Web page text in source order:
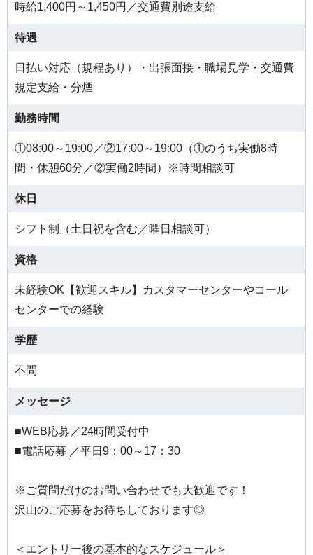
時給1,400円～1,450円／交通費別途支給
待遇
日払い対応（規程あり）・出張面接・職場見学・交通費
規定支給・分煙
勤務時間
①08:00～19:00／②17:00～19:00（①のうち実働8時
間・休憩60分／②実働2時間）※時間相談可
休日
シフト制（土日祝を含む／曜日相談可）
資格
未経験OK【歓迎スキル】カスタマーセンターやコール
センターでの経験
学歴
不問
メッセージ
■WEB応募／24時間受付中
■電話応募 ／平日9：00～17：30
※ご質問だけのお問い合わせでも大歓迎です！
沢山のご応募をお待ちしております◎
＜エントリー後の基本的なスケジュール＞